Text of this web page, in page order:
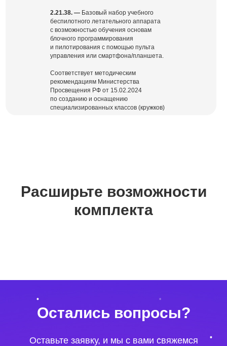
2.21.38. — Базовый набор учебного
беспилотного летательного аппарата
с возможностью обучения основам
блочного программирования
и пилотирования с помощью пульта
управления или смартфона/планшета.
Соответствует методическим
рекомендациям Министерства
Просвещения РФ от 15.02.2024
по созданию и оснащению
специализированных классов (кружков)
Расширьте возможности
комплекта
Остались вопросы?
Оставьте заявку, и мы с вами свяжемся